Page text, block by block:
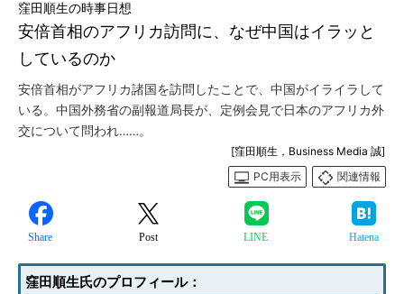
安倍首相のアフリカ訪問に、なぜ中国はイラッと
しているのか
窪田順生の時事日想
安倍首相がアフリカ諸国を訪問したことで、中国がイライラして
いる。中国外務省の副報道局長が、定例会見で日本のアフリカ外
交について問われ……。
[窪田順生，Business Media 誠]
PC用表示
関連情報
Share Post LINE Hatena
窪田順生氏のプロフィール：